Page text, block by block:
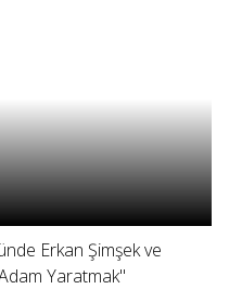
Erkan Şimşek ve
Yaratmak"